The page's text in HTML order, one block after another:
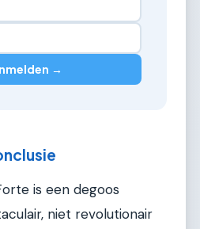
→
is een degoos
niet revolutionair